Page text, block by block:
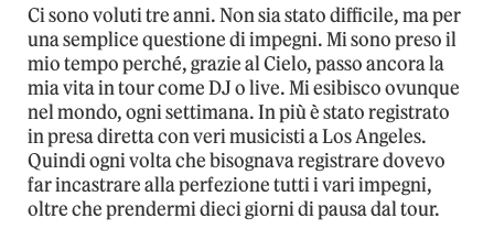
Ci sono voluti tre anni. Non sia stato difficile, ma per
una semplice questione di impegni. Mi sono preso il
mio tempo perché, grazie al Cielo, passo ancora la
mia vita in tour come DJ o live. Mi esibisco ovunque
nel mondo, ogni settimana. In più è stato registrato
in presa diretta con veri musicisti a Los Angeles.
Quindi ogni volta che bisognava registrare dovevo
far incastrare alla perfezione tutti i vari impegni,
oltre che prendermi dieci giorni di pausa dal tour.